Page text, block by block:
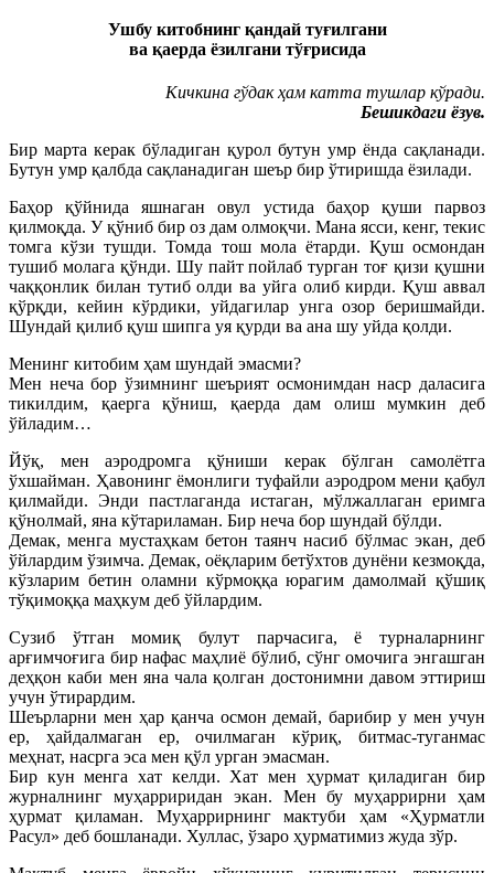
Ушбу китобнинг қандай туғилгани
ва қаерда ёзилгани тўғрисида
Кичкина гўдак ҳам катта тушлар кўради.
Бешикдаги ёзув.
Бир марта керак бўладиган қурол бутун умр ёнда сақланади.
Бутун умр қалбда сақланадиган шеър бир ўтиришда ёзилади.
Баҳор қўйнида яшнаган овул устида баҳор қуши парвоз
қилмоқда. У қўниб бир оз дам олмоқчи. Мана ясси, кенг, текис
томга кўзи тушди. Томда тош мола ётарди. Қуш осмондан
тушиб молага қўнди. Шу пайт пойлаб турган тоғ қизи қушни
чаққонлик билан тутиб олди ва уйга олиб кирди. Қуш аввал
қўрқди, кейин кўрдики, уйдагилар унга озор беришмайди.
Шундай қилиб қуш шипга уя қурди ва ана шу уйда қолди.
Менинг китобим ҳам шундай эмасми?
Мен неча бор ўзимнинг шеърият осмонимдан наср даласига
тикилдим, қаерга қўниш, қаерда дам олиш мумкин деб
ўйладим…
Йўқ, мен аэродромга қўниши керак бўлган самолётга
ўхшайман. Ҳавонинг ёмонлиги туфайли аэродром мени қабул
қилмайди. Энди пастлаганда истаган, мўлжаллаган еримга
қўнолмай, яна кўтариламан. Бир неча бор шундай бўлди.
Демак, менга мустаҳкам бетон таянч насиб бўлмас экан, деб
ўйлардим ўзимча. Демак, оёқларим бетўхтов дунёни кезмоқда,
кўзларим бетин оламни кўрмоққа юрагим дамолмай қўшиқ
тўқимоққа маҳкум деб ўйлардим.
Сузиб ўтган момиқ булут парчасига, ё турналарнинг
арғимчоғига бир нафас маҳлиё бўлиб, сўнг омочига энгашган
деҳқон каби мен яна чала қолган достонимни давом эттириш
учун ўтирардим.
Шеърларни мен ҳар қанча осмон демай, барибир у мен учун
ер, ҳайдалмаган ер, очилмаган кўриқ, битмас-туганмас
меҳнат, насрга эса мен қўл урган эмасман.
Бир кун менга хат келди. Хат мен ҳурмат қиладиган бир
журналнинг муҳарриридан экан. Мен бу муҳаррирни ҳам
ҳурмат қиламан. Муҳаррирнинг мактуби ҳам «Ҳурматли
Расул» деб бошланади. Хуллас, ўзаро ҳурматимиз жуда зўр.